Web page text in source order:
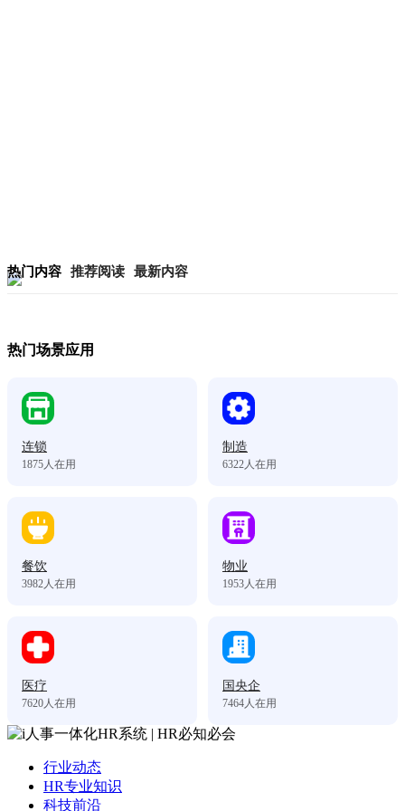
热门内容 推荐阅读 最新内容
热门场景应用
连锁
1875人在用
制造
6322人在用
餐饮
3982人在用
物业
1953人在用
医疗
7620人在用
国央企
7464人在用
行业动态
HR专业知识
科技前沿